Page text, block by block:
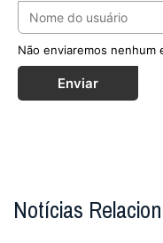
Não enviaremos nenhum
Enviar
Notícias